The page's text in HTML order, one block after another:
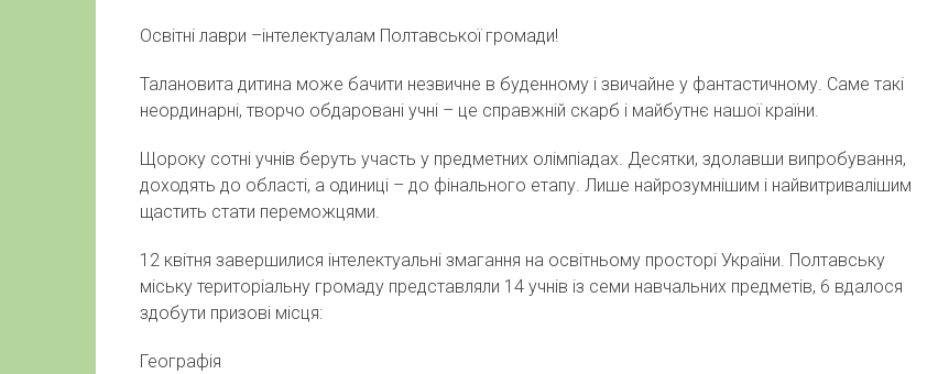
Освітні лаври –інтелектуалам Полтавської громади!
Талановита дитина може бачити незвичне в буденному і звичайне у фантастичному. Саме такі
неординарні, творчо обдаровані учні – це справжній скарб і майбутнє нашої країни.
Щороку сотні учнів беруть участь у предметних олімпіадах. Десятки, здолавши випробування,
доходять до області, а одиниці – до фінального етапу. Лише найрозумнішим і найвитривалішим
щастить стати переможцями.
12 квітня завершилися інтелектуальні змагання на освітньому просторі України. Полтавську
міську територіальну громаду представляли 14 учнів із семи навчальних предметів, 6 вдалося
здобути призові місця:
Географія